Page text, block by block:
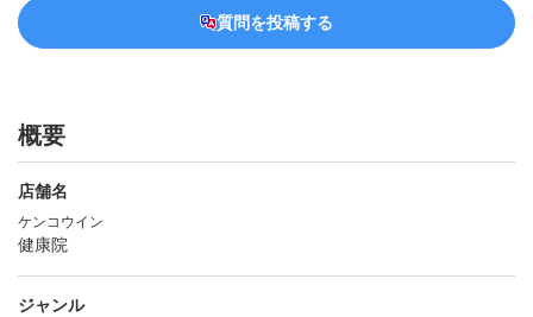
質問を投稿する
概要
店舗名
ケンコウイン
健康院
ジャンル